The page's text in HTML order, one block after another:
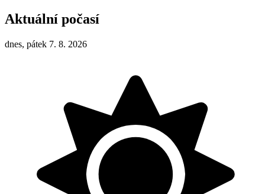
Aktuální počasí
dnes, pátek 7. 8. 2026